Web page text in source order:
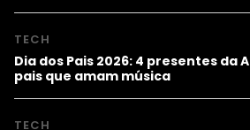
TECH
Dia dos Pais 2026: 4 presentes da
pais que amam música
TECH